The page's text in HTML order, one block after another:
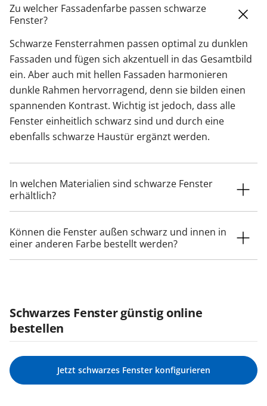
Zu welcher Fassadenfarbe passen schwarze
Fenster?
Schwarze Fensterrahmen passen optimal zu dunklen
Fassaden und fügen sich akzentuell in das Gesamtbild
ein. Aber auch mit hellen Fassaden harmonieren
dunkle Rahmen hervorragend, denn sie bilden einen
spannenden Kontrast. Wichtig ist jedoch, dass alle
Fenster einheitlich schwarz sind und durch eine
ebenfalls schwarze Haustür ergänzt werden.
In welchen Materialien sind schwarze Fenster
erhältlich?
Können die Fenster außen schwarz und innen in
einer anderen Farbe bestellt werden?
Schwarzes Fenster günstig online
bestellen
Jetzt schwarzes Fenster konfigurieren